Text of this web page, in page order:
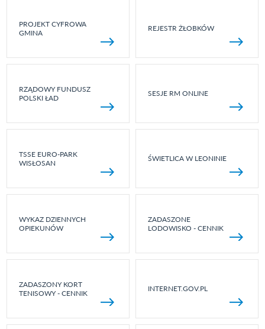
PROJEKT CYFROWA
GMINA
REJESTR ŻŁOBKÓW
RZĄDOWY FUNDUSZ
POLSKI ŁAD
SESJE RM ONLINE
TSSE EURO-PARK
WISŁOSAN
ŚWIETLICA W LEONINIE
WYKAZ DZIENNYCH
OPIEKUNÓW
ZADASZONE
LODOWISKO - CENNIK
ZADASZONY KORT
TENISOWY - CENNIK
INTERNET.GOV.PL